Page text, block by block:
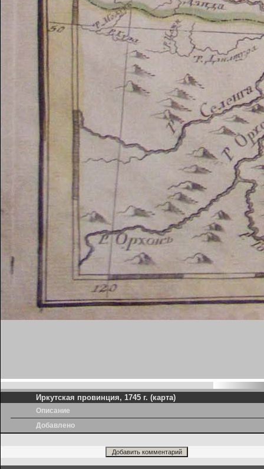
Иркутская провинция, 1745 г. (карта)
Описание
Добавлено